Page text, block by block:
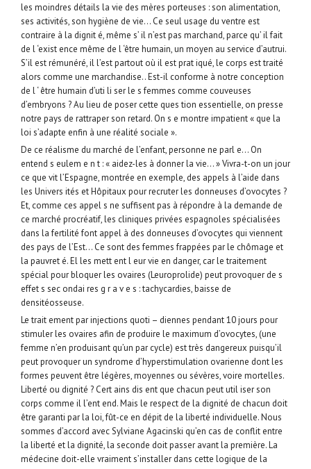
les moindres détails la vie des mères porteuses : son alimentation,
ses activités, son hygiène de vie… Ce seul usage du ventre est
contraire à la dignit é, même s’ il n’est pas marchand, parce qu’ il fait
de l ‘exist ence même de l ‘être humain, un moyen au service d’autrui.
S’il est rémunéré, il l’est partout où il est prat iqué, le corps est traité
alors comme une marchandise.. Est-il conforme à notre conception
de l ‘ être humain d’uti li ser le s femmes comme couveuses
d’embryons ? Au lieu de poser cette ques tion essentielle, on presse
notre pays de rattraper son retard. On s e montre impatient « que la
loi s’adapte enfin à une réalité sociale ».
De ce réalisme du marché de l’enfant, personne ne parl e… On
entend s eulem e n t : « aidez-les à donner la vie… » Vivra-t-on un jour
ce que vit l’Espagne, montrée en exemple, des appels à l’aide dans
les Univers ités et Hôpitaux pour recruter les donneuses d’ovocytes ?
Et, comme ces appel s ne suffisent pas à répondre à la demande de
ce marché procréatif, les cliniques privées espagnoles spécialisées
dans la fertilité font appel à des donneuses d’ovocytes qui viennent
des pays de l’Est… Ce sont des femmes frappées par le chômage et
la pauvret é. El les mett ent l eur vie en danger, car le traitement
spécial pour bloquer les ovaires (Leuroprolide) peut provoquer de s
effet s sec ondai res g r a v e s : tachycardies, baisse de
densitéosseuse.
Le trait ement par injections quoti – diennes pendant 10 jours pour
stimuler les ovaires afin de produire le maximum d’ovocytes, (une
femme n’en produisant qu’un par cycle) est très dangereux puisqu’il
peut provoquer un syndrome d’hyperstimulation ovarienne dont les
formes peuvent être légères, moyennes ou sévères, voire mortelles.
Liberté ou dignité ? Cert ains dis ent que chacun peut util iser son
corps comme il l’ent end. Mais le respect de la dignité de chacun doit
être garanti par la loi, fût-ce en dépit de la liberté individuelle. Nous
sommes d’accord avec Sylviane Agacinski qu’en cas de conflit entre
la liberté et la dignité, la seconde doit passer avant la première. La
médecine doit-elle vraiment s’installer dans cette logique de la